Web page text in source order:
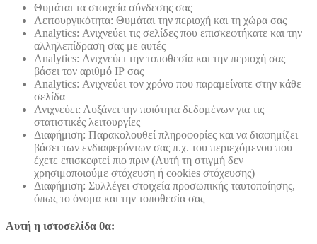
Θυμάται τα στοιχεία σύνδεσης σας
Λειτουργικότητα: Θυμάται την περιοχή και τη χώρα σας
Analytics: Ανιχνεύει τις σελίδες που επισκεφτήκατε και την
αλληλεπίδραση σας με αυτές
Analytics: Ανιχνεύει την τοποθεσία και την περιοχή σας
βάσει τον αριθμό ΙΡ σας
Analytics: Ανιχνεύει τον χρόνο που παραμείνατε στην κάθε
σελίδα
Ανιχνεύει: Αυξάνει την ποιότητα δεδομένων για τις
στατιστικές λειτουργίες
Διαφήμιση: Παρακολουθεί πληροφορίες και να διαφημίζει
βάσει των ενδιαφερόντων σας π.χ. του περιεχόμενου που
έχετε επισκεφτεί πιο πριν (Αυτή τη στιγμή δεν
χρησιμοποιούμε στόχευση ή cookies στόχευσης)
Διαφήμιση: Συλλέγει στοιχεία προσωπικής ταυτοποίησης,
όπως το όνομα και την τοποθεσία σας
Αυτή η ιστοσελίδα θα: